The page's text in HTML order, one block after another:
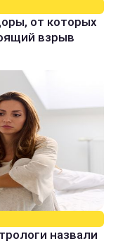
от которых
взрыв
назвали